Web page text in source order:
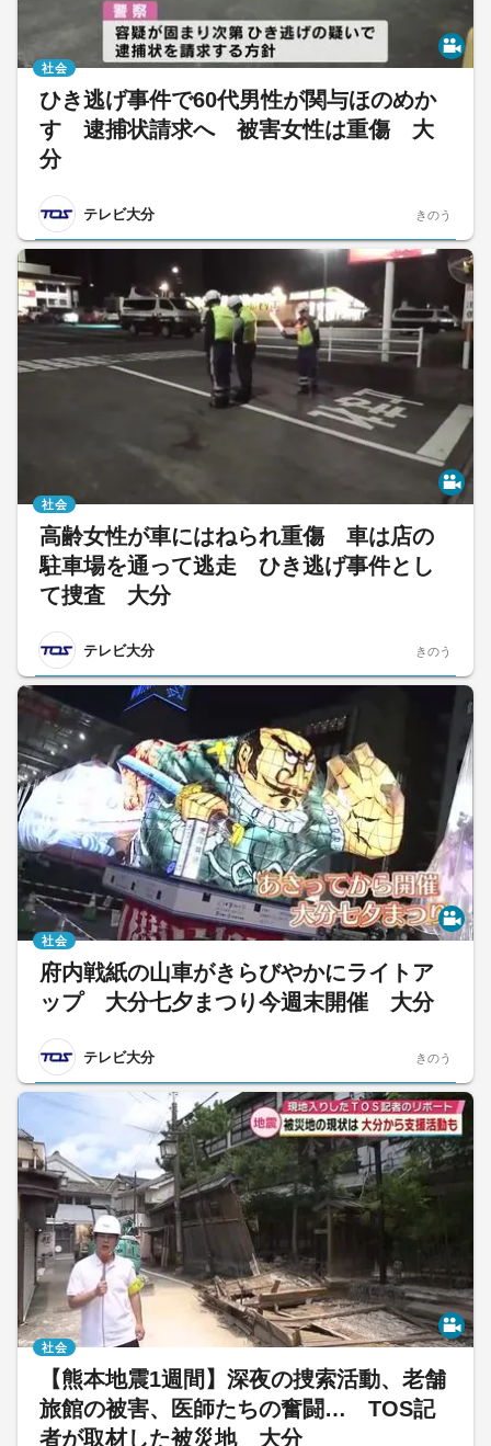
ひき逃げ事件で60代男性が関与ほのめか
す 逮捕状請求へ 被害女性は重傷 大
分
テレビ大分
社会
きのう
高齢女性が車にはねられ重傷 車は店の
駐車場を通って逃走 ひき逃げ事件とし
て捜査 大分
テレビ大分
社会
きのう
府内戦紙の山車がきらびやかにライトア
ップ 大分七夕まつり今週末開催 大分
テレビ大分
社会
きのう
【熊本地震1週間】深夜の捜索活動、老舗
旅館の被害、医師たちの奮闘… TOS記
者が取材した被災地 大分
社会